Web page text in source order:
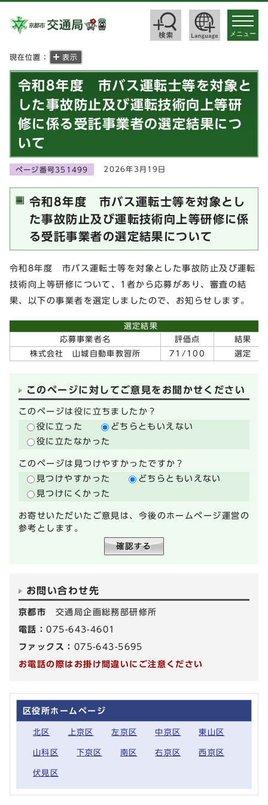
toggle
メニュー
現在位置： 表示
令和8年度 市バス運転士等を対象と
した事故防止及び運転技術向上等研
修に係る受託事業者の選定結果につ
いて
ページ番号351499 2026年3月19日
令和8年度 市バス運転士等を対象とし
た事故防止及び運転技術向上等研修に係
る受託事業者の選定結果について
令和8年度 市バス運転士等を対象とした事故防止及び運転
技術向上等研修について、1者から応募があり、審査の結
果、以下の事業者を選定しましたので、お知らせします。
選定結果
応募事業者名
評価点
結果
株式会社 山城自動車教習所
71/100 選定
このページに対してご意見をお聞かせください
このページは役に立ちましたか？
役に立った
どちらともいえない
役に立たなかった
このページは見つけやすかったですか？
見つけやすかった
どちらともいえない
見つけにくかった
お寄せいただいたご意見は、今後のホームページ運営の
参考とします。
お問い合わせ先
京都市 交通局企画総務部研修所
電話：075-643-4601
ファックス： 075-643-5695
お電話の際はお掛け間違いにご注意ください
区役所ホームページ
北区 上京区 左京区 中京区 東山区
山科区 下京区 南区 右京区 西京区
伏見区